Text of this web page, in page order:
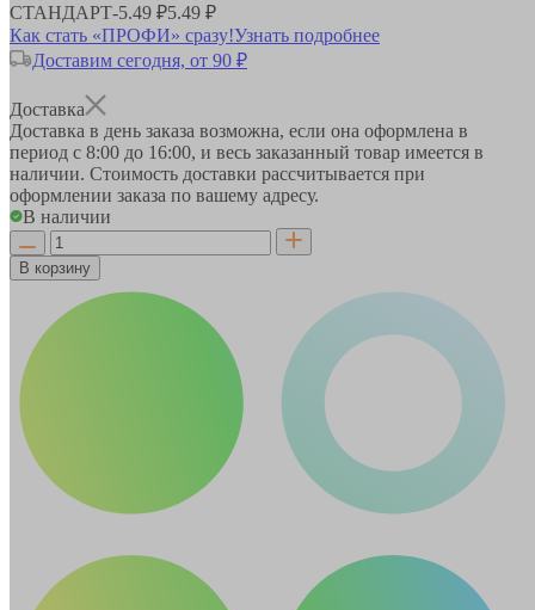
СТАНДАРТ-5.49 ₽5.49 ₽
Как стать «ПРОФИ» сразу!Узнать подробнее
Доставим сегодня, от 90 ₽
Доставка
Доставка в день заказа возможна, если она оформлена в
период с 8:00 до 16:00, и весь заказанный товар имеется в
наличии. Стоимость доставки рассчитывается при
оформлении заказа по вашему адресу.
В наличии
В корзину